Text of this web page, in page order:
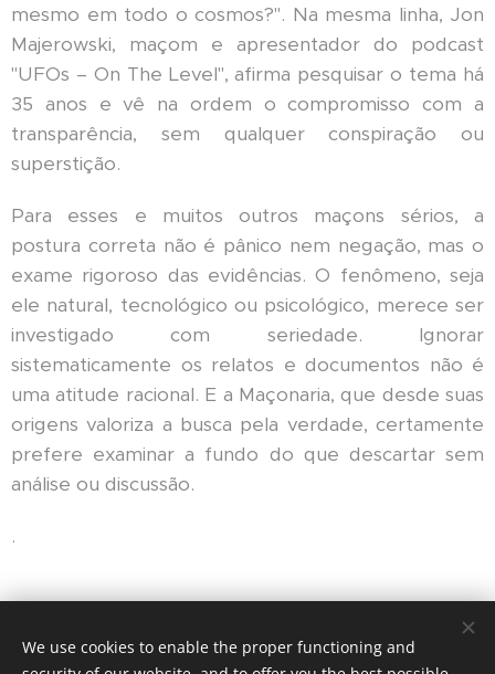
mesmo em todo o cosmos?". Na mesma linha, Jon
Majerowski, maçom e apresentador do podcast
"UFOs – On The Level", afirma pesquisar o tema há
35 anos e vê na ordem o compromisso com a
transparência, sem qualquer conspiração ou
superstição.
Para esses e muitos outros maçons sérios, a
postura correta não é pânico nem negação, mas o
exame rigoroso das evidências. O fenômeno, seja
ele natural, tecnológico ou psicológico, merece ser
investigado com seriedade. Ignorar
sistematicamente os relatos e documentos não é
uma atitude racional. E a Maçonaria, que desde suas
origens valoriza a busca pela verdade, certamente
prefere examinar a fundo do que descartar sem
análise ou discussão.
.
We use cookies to enable the proper functioning and